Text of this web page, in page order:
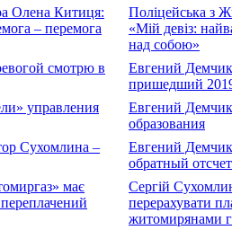
Поліцейська з
«Мій девіз:
над собою»
Евгений
пришедший
Евгений
образования
Евгений
обратный отсчет
Сергій
перерахувати
житомирянами